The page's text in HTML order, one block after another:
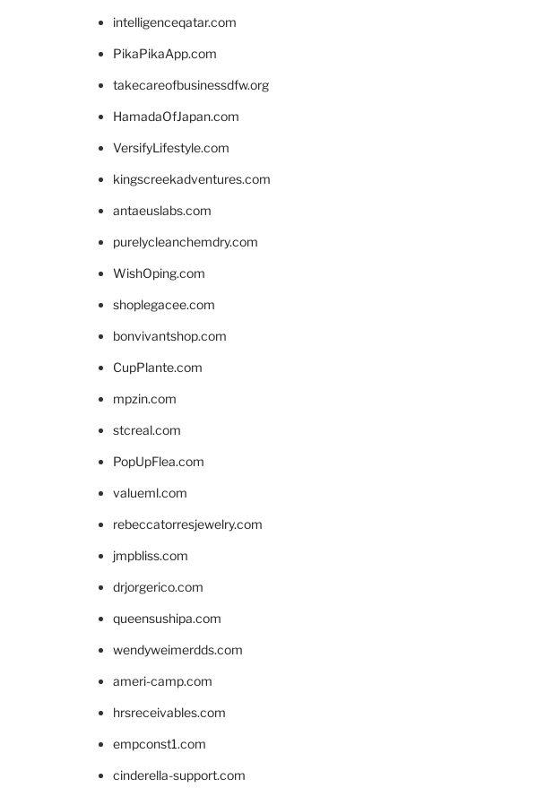
intelligenceqatar.com
PikaPikaApp.com
takecareofbusinessdfw.org
HamadaOfJapan.com
VersifyLifestyle.com
kingscreekadventures.com
antaeuslabs.com
purelycleanchemdry.com
WishOping.com
shoplegacee.com
bonvivantshop.com
CupPlante.com
mpzin.com
stcreal.com
PopUpFlea.com
valueml.com
rebeccatorresjewelry.com
jmpbliss.com
drjorgerico.com
queensushipa.com
wendyweimerdds.com
ameri-camp.com
hrsreceivables.com
empconst1.com
cinderella-support.com